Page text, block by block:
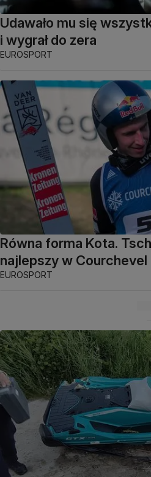
Udawało mu się
i wygrał do zera
EUROSPORT
Równa forma Kota.
najlepszy w Courchevel
EUROSPORT